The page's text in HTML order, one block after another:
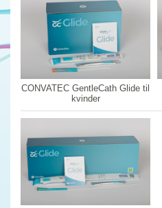
CONVATEC GentleCath Glide til
kvinder